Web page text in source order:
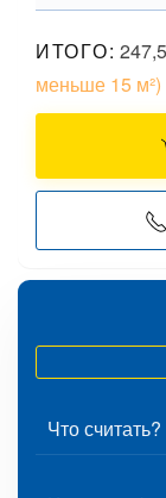
ИТОГО:
меньше 15 м²)